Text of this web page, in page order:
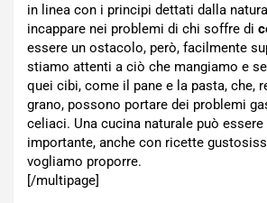
in linea con i principi dettati dalla
incappare nei problemi di chi soffre di
essere un ostacolo, però, facilmente
stiamo attenti a ciò che mangiamo e
quei cibi, come il pane e la pasta, che,
grano, possono portare dei problemi
celiaci. Una cucina naturale può essere
importante, anche con ricette
vogliamo proporre.
[/multipage]